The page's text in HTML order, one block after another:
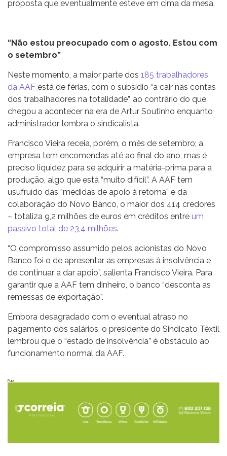
proposta que eventualmente esteve em cima da mesa.
“Não estou preocupado com o agosto. Estou com
o setembro”
Neste momento, a maior parte dos 185 trabalhadores
da AAF está de férias, com o subsídio “a cair nas contas
dos trabalhadores na totalidade”, ao contrário do que
chegou a acontecer na era de Artur Soutinho enquanto
administrador, lembra o sindicalista.
Francisco Vieira receia, porém, o mês de setembro; a
empresa tem encomendas até ao final do ano, mas é
preciso liquidez para se adquirir a matéria-prima para a
produção, algo que está “muito difícil”. A AAF tem
usufruído das “medidas de apoio à retoma” e da
colaboração do Novo Banco, o maior dos 414 credores
– totaliza 9,2 milhões de euros em créditos entre um
passivo total de 23,4 milhões.
“O compromisso assumido pelos acionistas do Novo
Banco foi o de apresentar as empresas à insolvência e
de continuar a dar apoio”, salienta Francisco Vieira. Para
garantir que a AAF tem dinheiro, o banco “desconta as
remessas de exportação”.
Embora desagradado com o eventual atraso no
pagamento dos salários, o presidente do Sindicato Têxtil
lembrou que o “estado de insolvência” é obstáculo ao
funcionamento normal da AAF.
Pub